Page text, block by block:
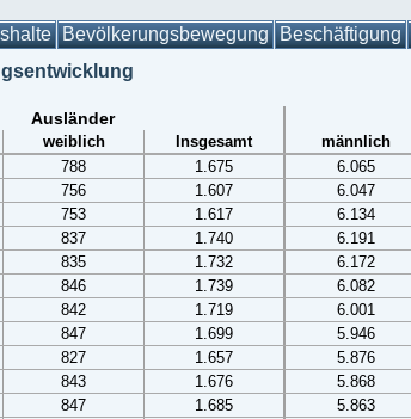
Bevölkerungsbewegung Beschäftigung
Ausländer
weiblich Insgesamt männlich
788 1.675 6.065
756 1.607 6.047
753 1.617 6.134
837 1.740 6.191
835 1.732 6.172
846 1.739 6.082
842 1.719 6.001
847 1.699 5.946
827 1.657 5.876
843 1.676 5.868
847 1.685 5.863